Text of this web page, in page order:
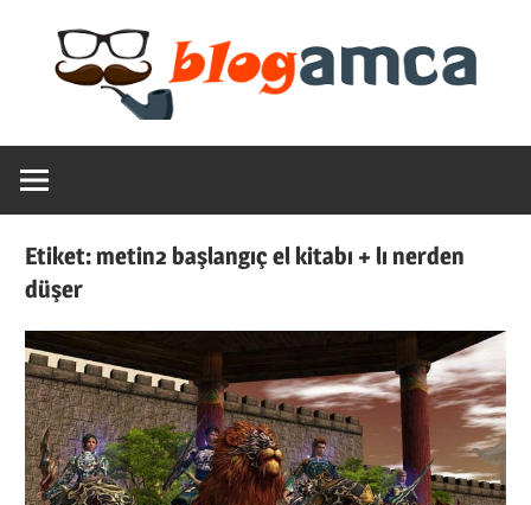
content
Blogamca
2025
Haber,
Blogların
Amcası
Etiket:metin2 başlangıç el kitabı + lı nerden
düşer